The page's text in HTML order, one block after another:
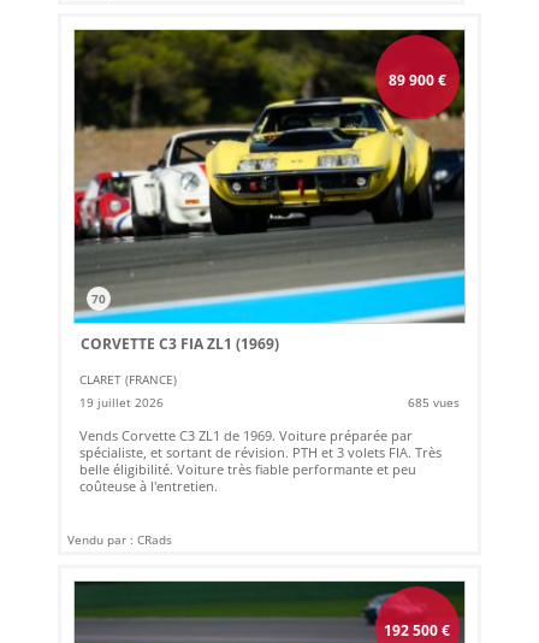
89 900€
70
CORVETTE C3 FIA ZL1 (1969)
CLARET (FRANCE)
19 juillet 2026
685 vues
Vends Corvette C3 ZL1 de 1969. Voiture préparée par
spécialiste, et sortant de révision. PTH et 3 volets FIA. Très
belle éligibilité. Voiture très fiable performante et peu
coûteuse à l'entretien.
Vendu par : CRads
192 500€